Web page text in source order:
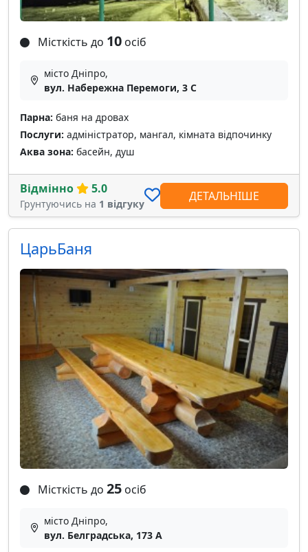
Місткість до 10 осіб
місто Дніпро,
вул. Набережна Перемоги, 3 С
Парна: баня на дровах
Послуги: адміністратор, мангал, кімната відпочинку
Аква зона: басейн, душ
Відмінно 5.0
Грунтуючись на 1 відгуку
ДЕТАЛЬНІШЕ
ЦарьБаня
Місткість до 25 осіб
місто Дніпро,
вул. Белградська, 173 А